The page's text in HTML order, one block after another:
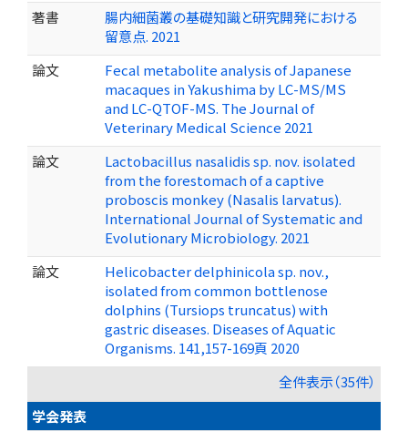
著書
腸内細菌叢の基礎知識と研究開発における
留意点. 2021
論文
Fecal metabolite analysis of Japanese
macaques in Yakushima by LC-MS/MS
and LC-QTOF-MS. The Journal of
Veterinary Medical Science 2021
論文
Lactobacillus nasalidis sp. nov. isolated
from the forestomach of a captive
proboscis monkey (Nasalis larvatus).
International Journal of Systematic and
Evolutionary Microbiology. 2021
論文
Helicobacter delphinicola sp. nov.,
isolated from common bottlenose
dolphins (Tursiops truncatus) with
gastric diseases. Diseases of Aquatic
Organisms. 141,157-169頁 2020
全件表示（35件）
学会発表